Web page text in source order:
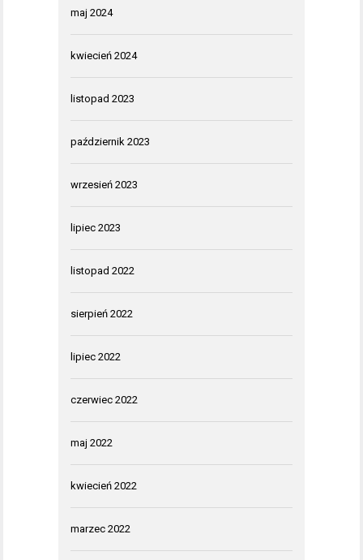
maj 2024
kwiecień 2024
listopad 2023
październik 2023
wrzesień 2023
lipiec 2023
listopad 2022
sierpień 2022
lipiec 2022
czerwiec 2022
maj 2022
kwiecień 2022
marzec 2022